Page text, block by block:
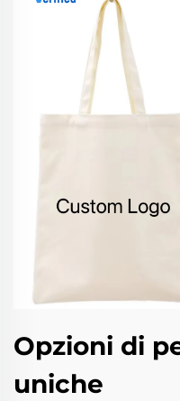
Opzioni di
uniche